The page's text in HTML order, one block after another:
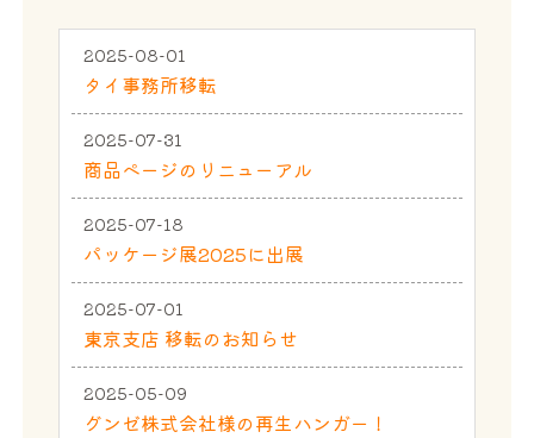
2025-08-01
タイ事務所移転
2025-07-31
商品ページのリニューアル
2025-07-18
パッケージ展2025に出展
2025-07-01
東京支店 移転のお知らせ
2025-05-09
グンゼ株式会社様の再生ハンガー！